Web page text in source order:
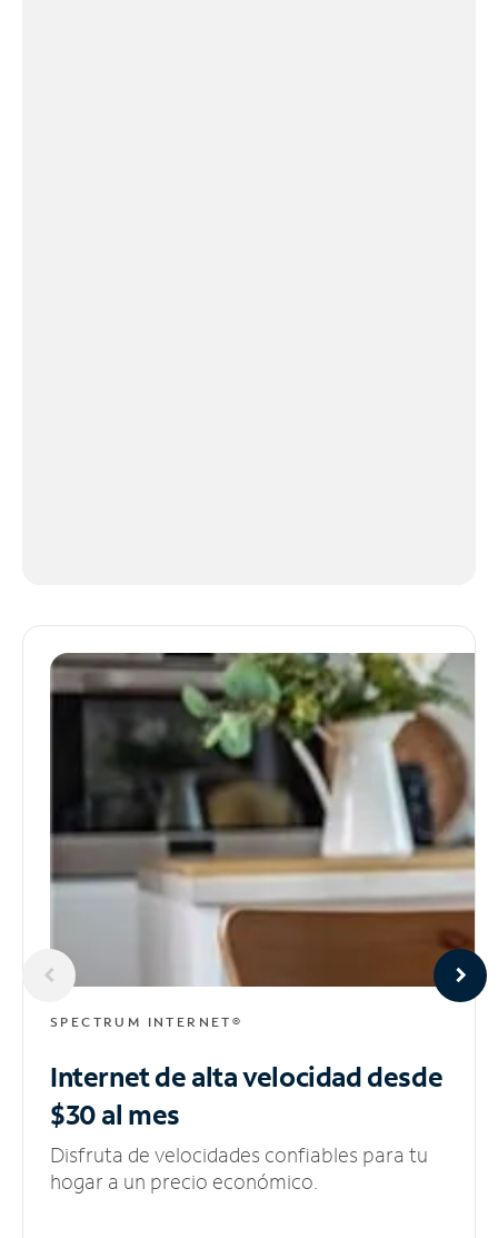
SPECTRUM INTERNET®
Internet de alta velocidaddesde
$30 al mes
Disfruta de velocidades confiables para tu
hogar a un precio económico.